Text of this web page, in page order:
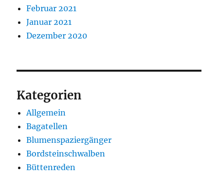
Februar 2021
Januar 2021
Dezember 2020
Kategorien
Allgemein
Bagatellen
Blumenspaziergänger
Bordsteinschwalben
Büttenreden